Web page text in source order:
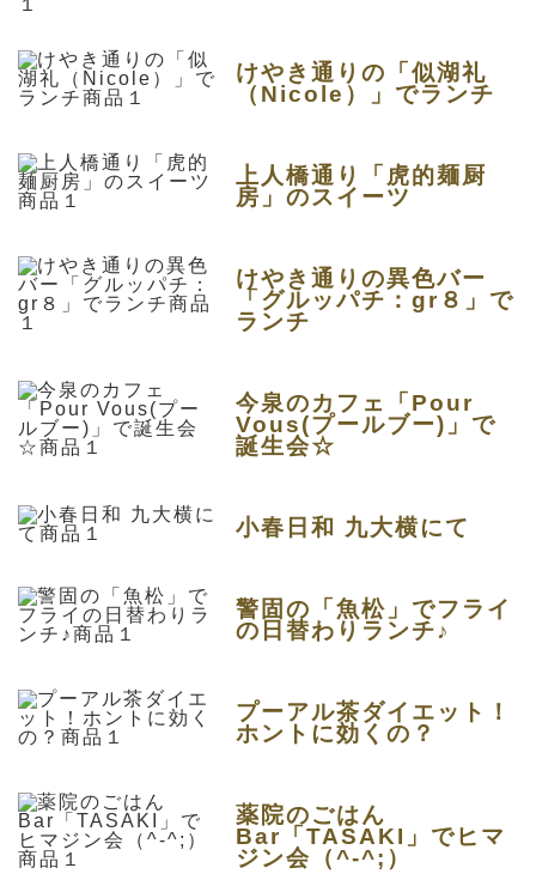
けやき通りの「似湖礼
（Nicole）」でランチ
上人橋通り「虎的麺厨
房」のスイーツ
けやき通りの異色バー
「グルッパチ：gr８」で
ランチ
今泉のカフェ「Pour
Vous(プールブー)」で
誕生会☆
小春日和 九大横にて
警固の「魚松」でフライ
の日替わりランチ♪
プーアル茶ダイエット！
ホントに効くの？
薬院のごはん
Bar「TASAKI」でヒマ
ジン会（^-^;）